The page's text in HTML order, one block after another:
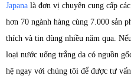
Japana là đơn vị chuyên cung cấp
hơn 70 ngành hàng cùng 7.000 sản
thích và tin dùng nhiều năm qua.
loại nước uống trắng da có nguồn
hệ ngay với chúng tôi để được tư